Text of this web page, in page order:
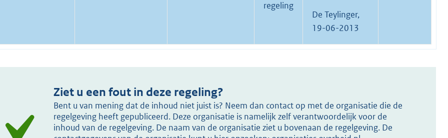
regeling
De Teylinger,
19-06-2013
Ziet u een fout in deze regeling?
Bent u van mening dat de inhoud niet juist is? Neem dan contact op met de organisatie die de
regelgeving heeft gepubliceerd. Deze organisatie is namelijk zelf verantwoordelijk voor de
inhoud van de regelgeving. De naam van de organisatie ziet u bovenaan de regelgeving. De